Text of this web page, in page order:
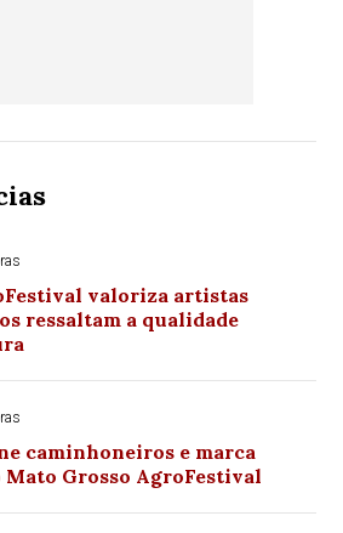
valoriza artistas
ressaltam a qualidade
caminhoneiros e marca
Mato Grosso AgroFestival